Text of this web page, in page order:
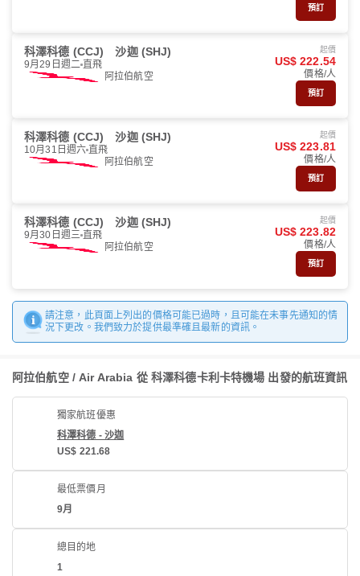
預訂
科澤科德 (CCJ) 沙迦 (SHJ)
9月29日週二 直飛
阿拉伯航空
起價
US$ 222.54
價格/人
預訂
科澤科德 (CCJ) 沙迦 (SHJ)
10月31日週六 直飛
阿拉伯航空
起價
US$ 223.81
價格/人
預訂
科澤科德 (CCJ) 沙迦 (SHJ)
9月30日週三 直飛
阿拉伯航空
起價
US$ 223.82
價格/人
預訂
請注意，此頁面上列出的價格可能已過時，且可能在未事先通知的情
況下更改。我們致力於提供最準確且最新的資訊。
阿拉伯航空 / Air Arabia 從 科澤科德卡利卡特機場 出發的航班資訊
獨家航班優惠
科澤科德 - 沙迦
US$ 221.68
最低票價月
9月
總目的地
1